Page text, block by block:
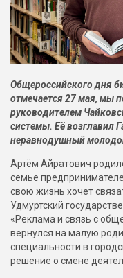
Общероссийского дня
отмечается 27 мая, мы
руководителем
системы. Её возглавил
неравнодушный
Артём Айратович
семье
свою жизнь хочет
Удмуртский
«Реклама и связь с
вернулся на малую
специальности в
решение о смене